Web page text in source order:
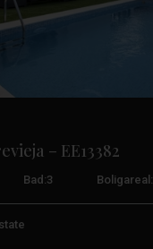
– EE13382
Bad:3 Boligareal: